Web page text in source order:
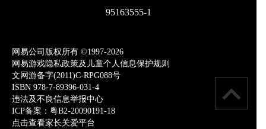
95163555-1
网易公司版权所有 ©1997-2026
网易游戏隐私政策及儿童个人信息保护规则
文网游备字(2011)C-RPG088号
ISBN 978-7-89396-031-4
违法及不良信息举报中心
ICP备案：粤B2-20090191-18
点击查看家长关爱平台